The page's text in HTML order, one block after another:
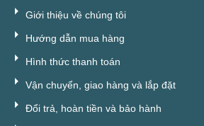
Giới thiệu về chúng tôi
Hướng dẫn mua hàng
Hình thức thanh toán
Vận chuyển, giao hàng và lắp đặt
Đổi trả, hoàn tiền và bảo hành